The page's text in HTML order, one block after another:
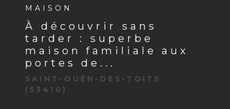
MAISON
à découvrir sans
tarder : superbe
maison familiale aux
portes de...
SAINT-OUËN-DES-TOITS
(53410)